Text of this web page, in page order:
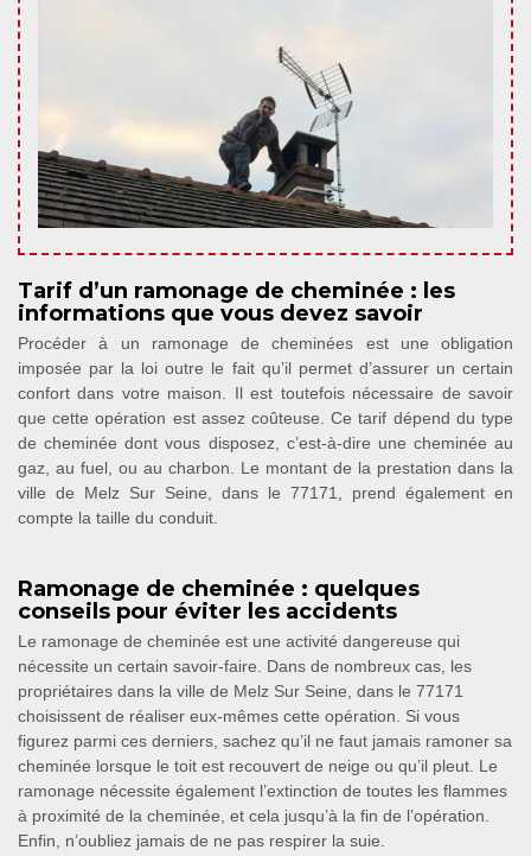
Tarif d’un ramonage de cheminée : les
informations que vous devez savoir
Procéder à un ramonage de cheminées est une obligation
imposée par la loi outre le fait qu’il permet d’assurer un certain
confort dans votre maison. Il est toutefois nécessaire de savoir
que cette opération est assez coûteuse. Ce tarif dépend du type
de cheminée dont vous disposez, c’est-à-dire une cheminée au
gaz, au fuel, ou au charbon. Le montant de la prestation dans la
ville de Melz Sur Seine, dans le 77171, prend également en
compte la taille du conduit.
Ramonage de cheminée : quelques
conseils pour éviter les accidents
Le ramonage de cheminée est une activité dangereuse qui
nécessite un certain savoir-faire. Dans de nombreux cas, les
propriétaires dans la ville de Melz Sur Seine, dans le 77171
choisissent de réaliser eux-mêmes cette opération. Si vous
figurez parmi ces derniers, sachez qu’il ne faut jamais ramoner sa
cheminée lorsque le toit est recouvert de neige ou qu’il pleut. Le
ramonage nécessite également l’extinction de toutes les flammes
à proximité de la cheminée, et cela jusqu’à la fin de l’opération.
Enfin, n’oubliez jamais de ne pas respirer la suie.